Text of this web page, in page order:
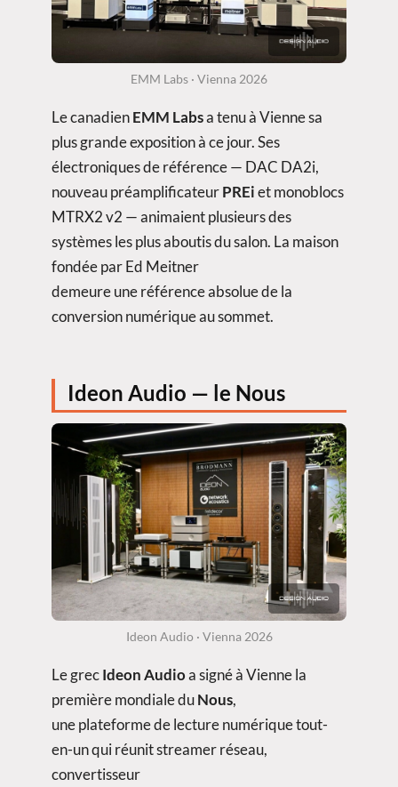
EMM Labs · Vienna 2026
Le canadienEMM Labsa tenu à Vienne sa
plus grande exposition à ce jour. Ses
électroniques de référence — DAC DA2i,
nouveau préamplificateurPREiet monoblocs
MTRX2 v2 — animaient plusieurs des
systèmes les plus aboutis du salon. La maison
fondée par Ed Meitner
demeure une référence absolue de la
conversion numérique au sommet.
Ideon Audio — le Nous
Ideon Audio · Vienna 2026
Le grecIdeon Audioa signé à Vienne la
première mondiale duNous,
une plateforme de lecture numérique tout-
en-un qui réunit streamer réseau,
convertisseur